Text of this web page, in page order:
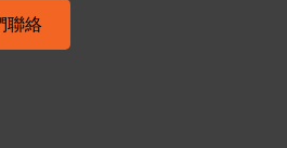
聯絡